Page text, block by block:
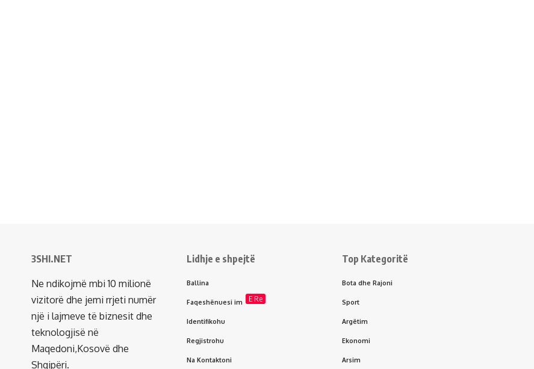
3SHI.NET
Ne ndikojmë mbi 10 milionë
vizitorë dhe jemi rrjeti numër
një i lajmeve të biznesit dhe
teknologjisë në
Maqedoni,Kosovë dhe
Shqipëri.
Lidhje e shpejtë
Ballina
Faqeshënuesi im E Re
Identifikohu
Regjistrohu
Na Kontaktoni
Top Kategoritë
Bota dhe Rajoni
Sport
Argëtim
Ekonomi
Arsim